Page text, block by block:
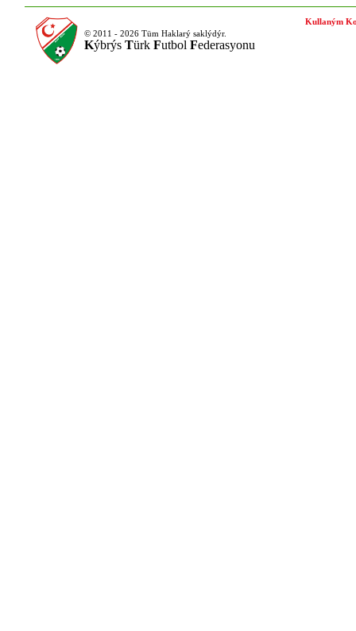
© 2011 - 2026 Tüm Haklarý saklýdýr.
Kýbrýs Türk Futbol Federasyonu
Kullaným